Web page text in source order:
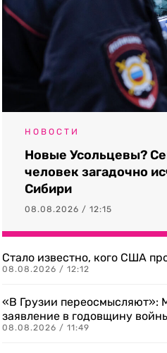
НОВОСТИ
Новые Усольцевы?
человек загадочно
Сибири
08.08.2026 / 12:15
Стало известно, кого США
08.08.2026 / 12:12
«В Грузии переосмысляют»:
заявление в годовщину
08.08.2026 / 11:49